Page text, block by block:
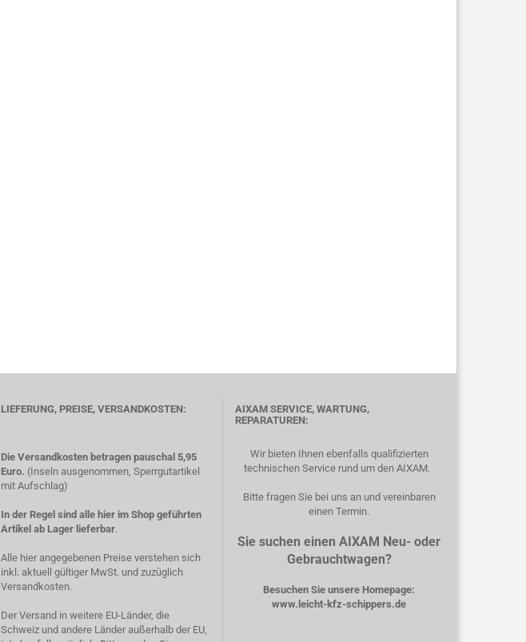
LIEFERUNG, PREISE, VERSANDKOSTEN:
Die Versandkosten betragen pauschal 5,95
Euro. (Inseln ausgenommen, Sperrgutartikel
mit Aufschlag)
In der Regel sind alle hier im Shop geführten
Artikel ab Lager lieferbar.
Alle hier angegebenen Preise verstehen sich
inkl. aktuell gültiger MwSt. und zuzüglich
Versandkosten.
Der Versand in weitere EU-Länder, die
Schweiz und andere Länder außerhalb der EU,
AIXAM SERVICE, WARTUNG,
REPARATUREN:
Wir bieten Ihnen ebenfalls qualifizierten
technischen Service rund um den AIXAM.
Bitte fragen Sie bei uns an und vereinbaren
einen Termin.
Sie suchen einen AIXAM Neu- oder
Gebrauchtwagen?
Besuchen Sie unsere Homepage:
www.leicht-kfz-schippers.de